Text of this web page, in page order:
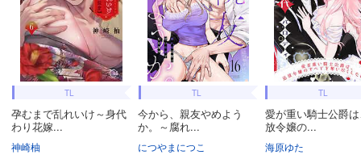
TL
孕むまで乱れいけ～身代
わり花嫁...
神崎柚
TL
今から、親友やめよう
か。～腐れ...
につやまにつこ
TL
愛が重い騎士公爵
放令嬢の...
海原ゆた